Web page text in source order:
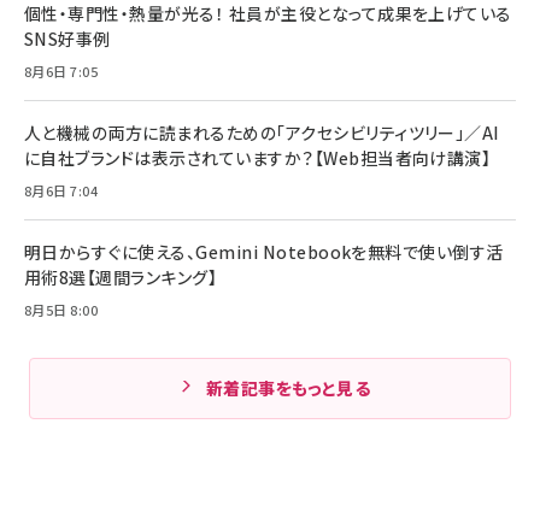
個性・専門性・熱量が光る！ 社員が主役となって成果を上げている
SNS好事例
8月6日 7:05
人と機械の両方に読まれるための「アクセシビリティツリー」／AI
に自社ブランドは表示されていますか？【Web担当者向け講演】
8月6日 7:04
明日からすぐに使える、Gemini Notebookを無料で使い倒す活
用術8選【週間ランキング】
8月5日 8:00
新着記事をもっと見る